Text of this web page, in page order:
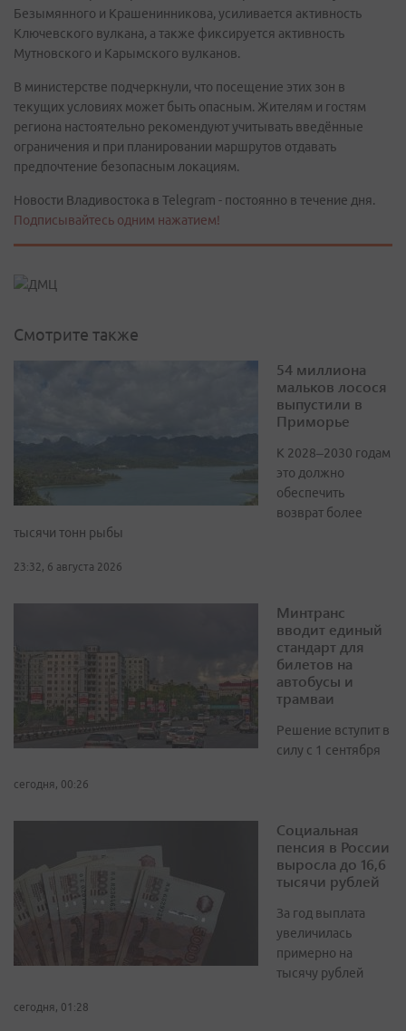
Безымянного и Крашенинникова, усиливается активность
Ключевского вулкана, а также фиксируется активность
Мутновского и Карымского вулканов.
В министерстве подчеркнули, что посещение этих зон в
текущих условиях может быть опасным. Жителям и гостям
региона настоятельно рекомендуют учитывать введённые
ограничения и при планировании маршрутов отдавать
предпочтение безопасным локациям.
Новости Владивостока в Telegram - постоянно в течение дня.
Подписывайтесь одним нажатием!
Смотрите также
54 миллиона
мальков лосося
выпустили в
Приморье
К 2028–2030 годам
это должно
обеспечить
возврат более
тысячи тонн рыбы
23:32, 6 августа 2026
Минтранс
вводит единый
стандарт для
билетов на
автобусы и
трамваи
Решение вступит в
силу с 1 сентября
сегодня, 00:26
Социальная
пенсия в России
выросла до 16,6
тысячи рублей
За год выплата
увеличилась
примерно на
тысячу рублей
сегодня, 01:28